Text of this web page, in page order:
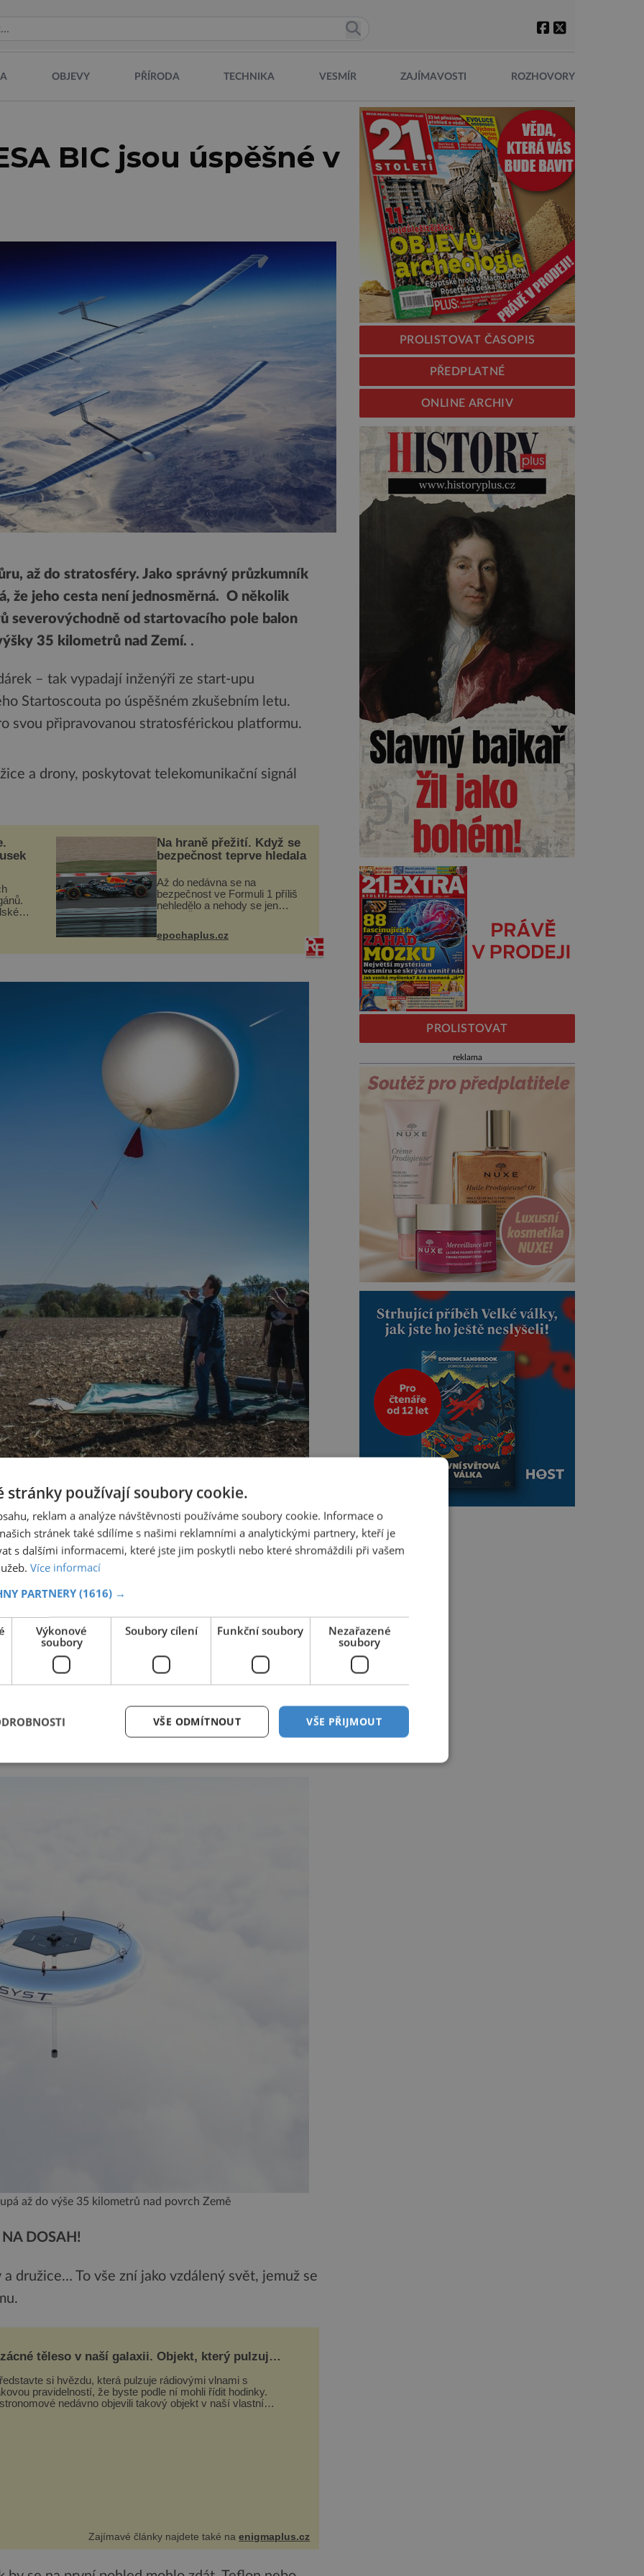
OBJEVY PŘÍRODA TECHNIKA VESMÍR ZAJÍMAVOSTI ROZHOVORY
BIC jsou úspěšné v
až do stratosféry. Jako správný průzkumník
že jeho cesta není jednosměrná. O několik
severovýchodně od startovacího pole balon
35 kilometrů nad Zemí. .
– tak vypadají inženýři ze start-upu
Startoscouta po úspěšném zkušebním letu.
svou připravovanou stratosférickou platformu.
a drony, poskytovat telekomunikační signál
Na hraně přežití. Když se
bezpečnost teprve hledala
Až do nedávna se na
bezpečnost ve Formuli 1 příliš
nehledělo a nehody se jen
následky nebo bohužel i ztrátou
života. Dnes nepochopiteln...
epochaplus.cz
Stratoscout od startupu Stratosyst
balónu, chystaný projekt ale bude
Dvěma připravovaným verzím zatím tým
Skystation se jim nelíbí a Skywalker je
firmou se stratosférickými ambicemi. Vedle
který ale místo balonu vsadil na letouny s
ze Švýcarska a do Česka je přivedla spolupráce s
BIC. Z Česka se tak pomalu stává stratosférická
start-upy jsou v tomto inkubátoru.
až do výše 35 kilometrů nad povrch Země
NA DOSAH!
družice… To vše zní jako vzdálený svět, jemuž se
těleso v naší galaxii. Objekt, který pulzuje
si hvězdu, která pulzuje rádiovými vlnami s
pravidelností, že byste podle ní mohli řídit hodinky.
nedávno objevili takový objekt v naší vlastní
Zajímavé články najdete také naenigmaplus.cz
PROLISTOVAT ČASOPIS
PŘEDPLATNÉ
ONLINE ARCHIV
PROLISTOVAT
reklama
stránky používají soubory cookie.
reklam a analýze návštěvnosti používáme soubory cookie. Informace o
stránek také sdílíme s našimi reklamními a analytickými partnery, kteří je
s dalšími informacemi, které jste jim poskytli nebo které shromáždili při vašem
Více informací
PARTNERY (1616) →
Výkonové
soubory
Soubory cílení Funkční soubory
Nezařazené
soubory
VŠE PŘIJMOUT
VŠE ODMÍTNOUT